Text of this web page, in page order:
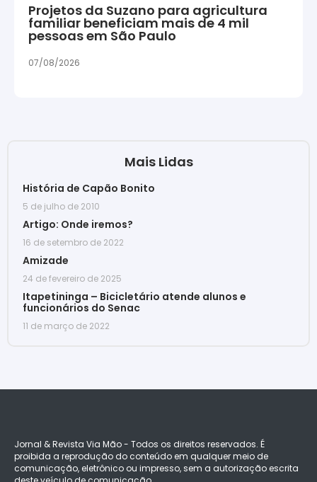
Projetos da Suzano para agricultura
familiar beneficiam mais de 4 mil
pessoas em São Paulo
07/08/2026
Mais Lidas
História de Capão Bonito
5 de julho de 2010
Artigo: Onde iremos?
16 de setembro de 2022
Amizade
24 de fevereiro de 2025
Itapetininga – Bicicletário atende alunos e
funcionários do Senac
11 de março de 2022
Jornal & Revista Via Mão - Todos os direitos reservados. É
proibida a reprodução do conteúdo em qualquer meio de
comunicação, eletrônico ou impresso, sem a autorização escrita